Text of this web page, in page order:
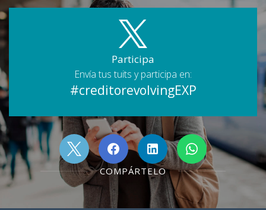
Participa
Envía tus tuits y participa en:
#creditorevolvingEXP
COMPÁRTELO